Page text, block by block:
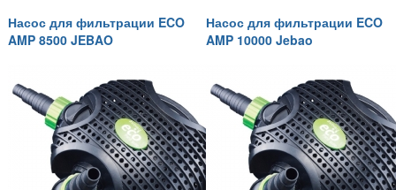
Насос для фильтрации ECO
AMP 8500 JEBAO
Насос для фильтрации ECO
AMP 10000 Jebao